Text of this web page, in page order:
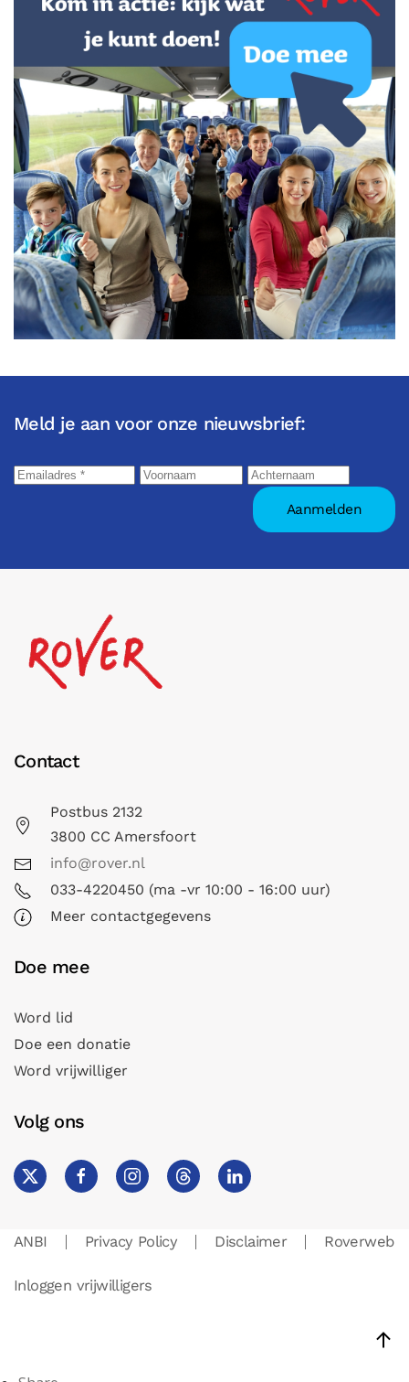
Meld je aan voor onze nieuwsbrief:
Contact
Postbus 2132
3800 CC Amersfoort
info@rover.nl
033-4220450 (ma -vr 10:00 - 16:00 uur)
Meer contactgegevens
Doe mee
Word lid
Doe een donatie
Word vrijwilliger
Volg ons
ANBI Privacy Policy Disclaimer Roverweb
Inloggen vrijwilligers